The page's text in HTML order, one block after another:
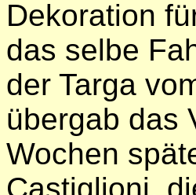
Dekoration
das selbe
der Targa
übergab das
Wochen